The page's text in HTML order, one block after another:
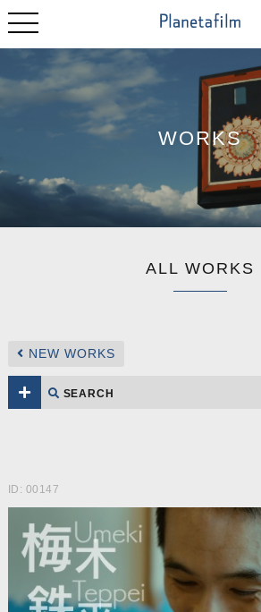
WORKS
ALL WORKS
NEW WORKS
SEARCH
ID: 00147